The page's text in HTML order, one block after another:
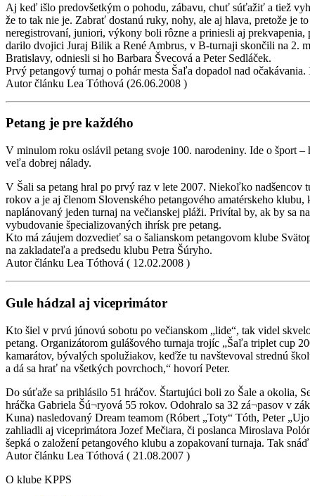
Aj keď išlo predovšetkým o pohodu, zábavu, chuť súťažiť a tiež
že to tak nie je. Zabrať dostanú ruky, nohy, ale aj hlava, pretože je
neregistrovaní, juniori, výkony boli rôzne a priniesli aj
darilo dvojici Juraj Bilik a René Ambrus, v B-turnaji skončili na 2.
Bratislavy, odniesli si ho Barbara Švecová a Peter Sedláček.
Prvý petangový turnaj o pohár mesta Šaľa dopadol nad
Autor článku Lea Tóthová (26.06.2008 )
Petang je pre každého
V minulom roku oslávil petang svoje 100. narodeniny. Ide o šport
veľa dobrej nálady.
V Šali sa petang hral po prvý raz v lete 2007. Niekoľko
rokov a je aj členom Slovenského petangového amatérskeho
naplánovaný jeden turnaj na večianskej pláži. Privítal by, ak by sa
vybudovanie špecializovaných ihrísk pre petang.
Kto má záujem dozvedieť sa o šalianskom petangovom klube
na zakladateľa a predsedu klubu Petra Šúryho.
Autor článku Lea Tóthová ( 12.02.2008 )
Gule hádzal aj viceprimátor
Kto šiel v prvú júnovú sobotu po večianskom „lide“, tak videl
petang. Organizátorom gulášového turnaja trojíc „Šaľa triplet cup
kamarátov, bývalých spolužiakov, keďže tu navštevoval strednú
a dá sa hrať na všetkých povrchoch,“ hovorí Peter.
Do súťaže sa prihlásilo 51 hráčov. Štartujúci boli zo Šale a okolia,
hráčka Gabriela Šú¬ryová 55 rokov. Odohralo sa 32 zá¬pasov v
Kuna) nasledovaný Dream teamom (Róbert „Toty“ Tóth, Peter
zahliadli aj viceprimátora Jozef Mečiara, či poslanca Miroslava
šepká o založení petangového klubu a zopakovaní turnaja. Tak
Autor článku Lea Tóthová ( 21.08.2007 )
O klube KPPS